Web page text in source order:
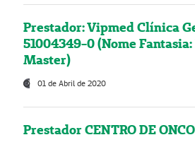
Prestador: Vipmed Clínica
51004349-0 (Nome
Master)
01 de Abril de 2020
Prestador CENTRO DE